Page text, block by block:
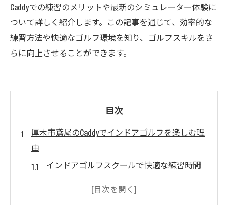
Caddyでの練習のメリットや最新のシミュレーター体験に
ついて詳しく紹介します。この記事を通じて、効率的な
練習方法や快適なゴルフ環境を知り、ゴルフスキルをさ
らに向上させることができます。
目次
厚木市鳶尾のCaddyでインドアゴルフを楽しむ理
由
インドアゴルフスクールで快適な練習時間
天候に左右されないCaddyの魅力体験ポイン